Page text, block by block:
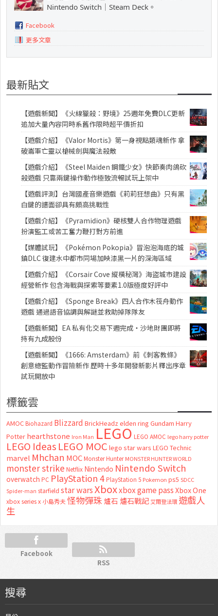
Nintendo Switch｜Steam Deck。
Facebook
更多文章
最新貼文
【遊戲新聞】《火線獵殺：野境》25週年免費DLC更新
追加大量內容同時系舊作限時超平價折扣
【遊戲介紹】《Valor Mortis》第一身視點類魂新作 拿
破崙軍亡靈以槍械劍與魔法殺敵
【遊戲介紹】《Steel Maiden 鋼鐵少女》快節奏肉鴿砍
殺遊戲 只靠兩鍵操作動作極致流暢試玩上架中
【遊戲評測】台灣國產音樂遊戲《莉莉狂想曲》只有黑
白鍵的譜面卻具有頗高挑戰性
【遊戲介紹】《Pyramidion》硬核雙人合作物理遊戲
扮演監工或苦工奮力鞭打對方前進
【媒體試玩】《Pokémon Pokopia》冒泡泡海底的城
鎮DLC 復建水中都市同場加映漆黑一片的深海區域
【遊戲介紹】《Corsair Cove 縱橫秘灣》海盜城市建設
經營新作 包含海戰與探索等要素1.0版極度好評中
【遊戲介紹】《Sponge Break》四人合作木筏舟動作
遊戲 通過語音協調與解謎並救助掉隊隊友
【遊戲新聞】EA 私有化交易下週完成・沙地財團即將
持有九成股份
【遊戲新聞】《1666: Amsterdam》前《刺客教條》
創意總監動作冒險新作 歷時十多年開發新影片釋出序章
試玩開放中
標籤雲
AMOC Biohazard Blizzard BrickHeadz elden ring Gundam Harry
Potter hearthstone Iron Man LEGO LEGO AMOC lego harry potter
LEGO Ideas LEGO MOC lego star wars LEGO Technic
marvel Mhchan MOC Monster Hunter MONSTER HUNTER WORLD
monster strike Netflix Nintendo Nintendo Switch
overwatch PC PlayStation 4 PlayStation 5 Pokemon ps5 SDCC
Spider-man starfield star warsXboxxbox game passXbox One
xbox series x 小島秀夫怪物彈珠 爐石 爐石戰記艾爾登法環 遊戲人
生
Facebook
RSS
搜尋